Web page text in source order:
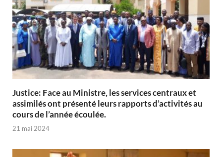
Justice: Face au Ministre, les services centraux et
assimilés ont présenté leurs rapports d’activités au
cours de l’année écoulée.
21 mai 2024